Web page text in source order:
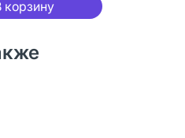
корзину